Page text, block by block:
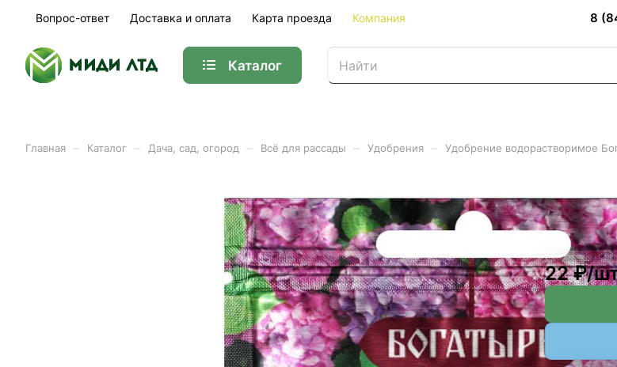
Вопрос-ответ Доставка и оплата Карта проезда Компания 8
Каталог
Главная Каталог Дача, сад, огород Всё для рассады Удобрения Удобрение водорастворимое
Удобрение водорастворимое Богатырь для
22 ₽/